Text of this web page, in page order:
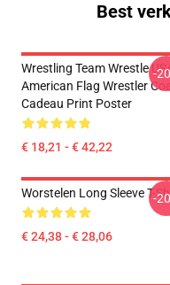
Best
Wrestling Team Wrestle
American Flag Wrestler
Cadeau Print Poster
€ 18,21 - € 42,22
-
Worstelen Long Sleeve T-
€ 24,38 - € 28,06
-